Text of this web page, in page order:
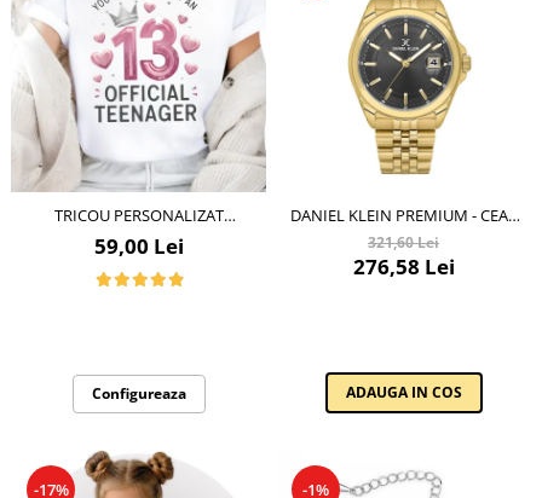
TRICOU PERSONALIZAT
ADOLESCENTI 13 OFFICIAL
TEENAGER CADOU INSPIRAT
PENTRU ANIVERSARE
59,00 Lei
Configureaza
DANIEL KLEIN PREMIUM - CEAS
BARBATESC QUARTZ AURIU
DK.6.14205-4
321,60 Lei
276,58 Lei
ADAUGA IN COS
-17% -1%